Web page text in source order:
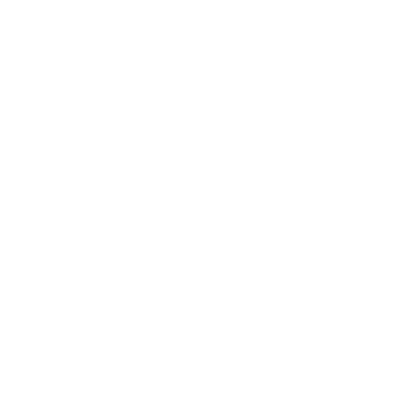
hàng mục tiêu.